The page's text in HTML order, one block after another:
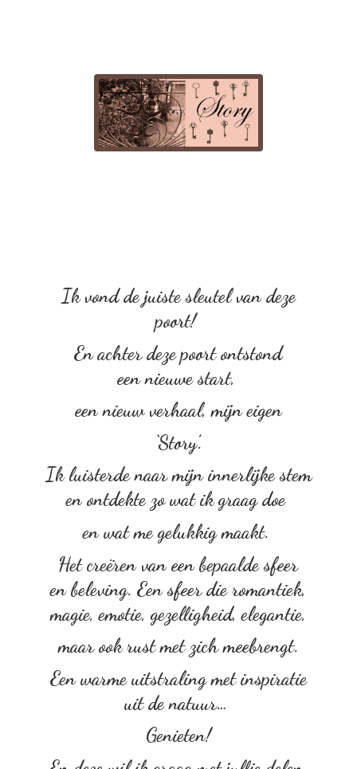
Ik vond de juiste sleutel van deze
poort!
En achter deze poort ontstond
een nieuwe start,
een nieuw verhaal, mijn eigen
‘Story’.
Ik luisterde naar mijn innerlijke stem
en ontdekte zo wat ik graag doe
en wat me gelukkig maakt.
Het creëren van een bepaalde sfeer
en beleving. Een sfeer die romantiek,
magie, emotie, gezelligheid, elegantie,
maar ook rust met zich meebrengt.
Een warme uitstraling met inspiratie
uit de natuur…
Genieten!